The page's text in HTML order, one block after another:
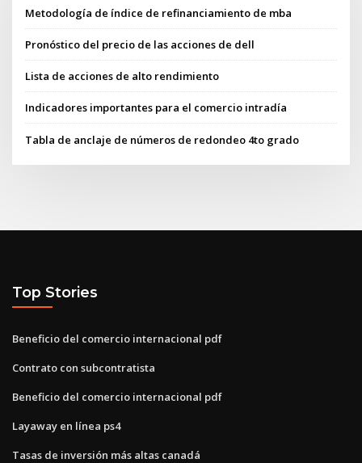
Metodología de índice de refinanciamiento de mba
Pronóstico del precio de las acciones de dell
Lista de acciones de alto rendimiento
Indicadores importantes para el comercio intradía
Tabla de anclaje de números de redondeo 4to grado
Top Stories
Beneficio del comercio internacional pdf
Contrato con subcontratista
Beneficio del comercio internacional pdf
Layaway en línea ps4
Tasas de inversión más altas canadá